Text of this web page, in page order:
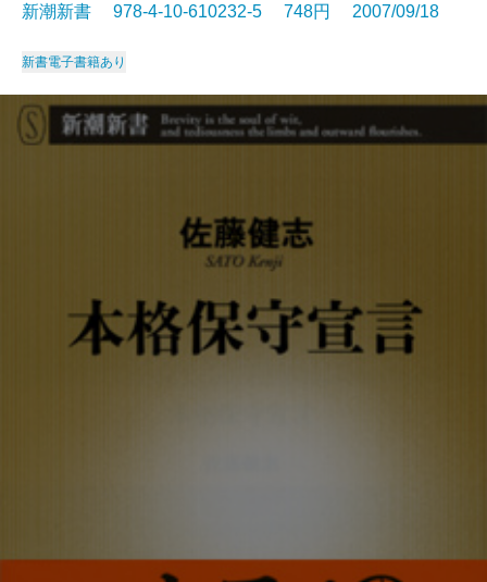
新潮新書 978-4-10-610232-5 748円 2007/09/18
新書電子書籍あり